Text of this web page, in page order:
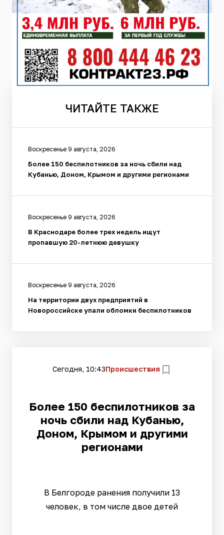
ЧИТАЙТЕ ТАКЖЕ
Воскресенье 9 августа, 2026
Более 150 беспилотников за ночь сбили над
Кубанью, Доном, Крымом и другими регионами
Воскресенье 9 августа, 2026
В Краснодаре более трех недель ищут
пропавшую 20-летнюю девушку
Воскресенье 9 августа, 2026
На территории двух предприятий в
Новороссийске упали обломки беспилотников
Сегодня, 10:43Происшествия
Более 150 беспилотников за
ночь сбили над Кубанью,
Доном, Крымом и другими
регионами
В Белгороде ранения получили 13
человек, в том числе двое детей